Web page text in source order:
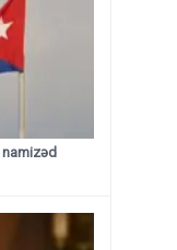
namizəd